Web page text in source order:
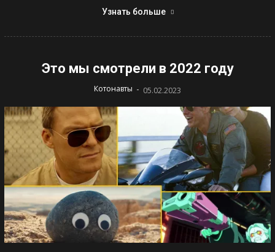
Узнать больше
Это мы смотрели в 2022 году
Котонавты - 05.02.2023